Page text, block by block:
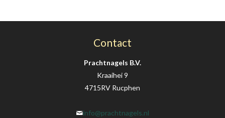
Contact
Prachtnagels B.V.
Kraaihei 9
4715RV Rucphen
info@prachtnagels.nl